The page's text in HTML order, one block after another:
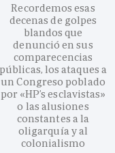
Recordemos esas
decenas de golpes
blandos que
denunció en sus
comparecencias
públicas, los ataques a
un Congreso poblado
por «HP’s esclavistas»
o las alusiones
constantes a la
oligarquía y al
colonialismo